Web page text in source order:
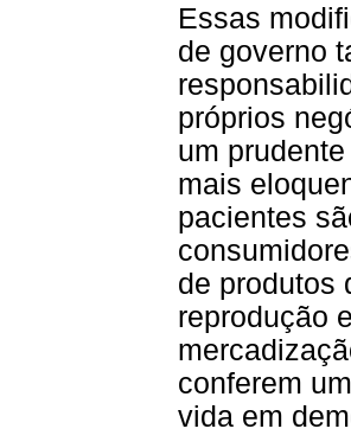
Essas
de governo
próprios
um
mais
pacientes
de produtos
reprodução
conferem
vida em